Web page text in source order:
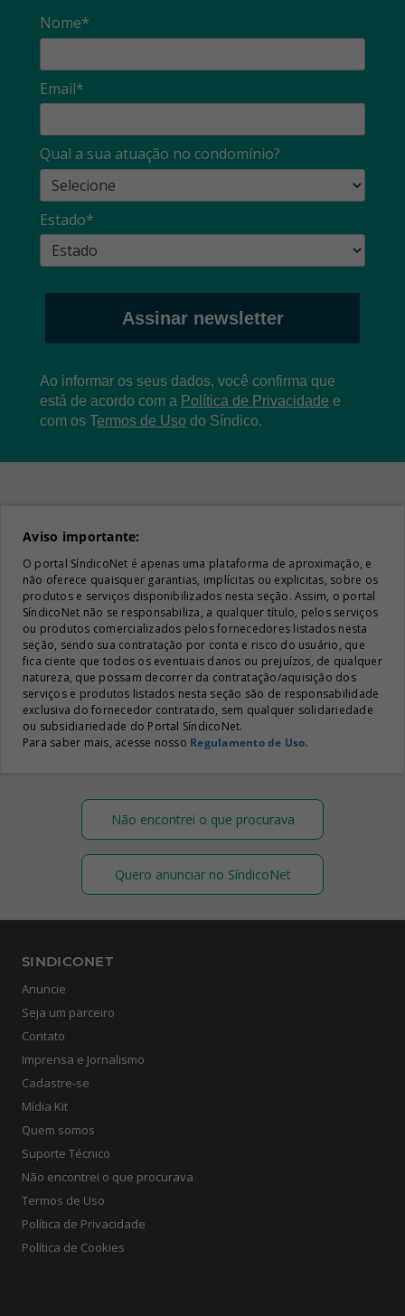
Nome*
Email*
Qual a sua atuação no condomínio?
Estado*
Assinar newsletter
Ao informar os seus dados, você confirma que
está de acordo com a Política de Privacidade e
com os Termos de Uso do Síndico.
Aviso importante:
O portal SíndicoNet é apenas uma plataforma de aproximação, e
não oferece quaisquer garantias, implícitas ou explicitas, sobre os
produtos e serviços disponibilizados nesta seção. Assim, o portal
SíndicoNet não se responsabiliza, a qualquer título, pelos serviços
ou produtos comercializados pelos fornecedores listados nesta
seção, sendo sua contratação por conta e risco do usuário, que
fica ciente que todos os eventuais danos ou prejuízos, de qualquer
natureza, que possam decorrer da contratação/aquisição dos
serviços e produtos listados nesta seção são de responsabilidade
exclusiva do fornecedor contratado, sem qualquer solidariedade
ou subsidiariedade do Portal SíndicoNet.
Para saber mais, acesse nosso Regulamento de Uso.
Não encontrei o que procurava
Quero anunciar no SíndicoNet
SINDICONET
Anuncie
Seja um parceiro
Contato
Imprensa e Jornalismo
Cadastre-se
Mídia Kit
Quem somos
Suporte Técnico
Não encontrei o que procurava
Termos de Uso
Política de Privacidade
Política de Cookies